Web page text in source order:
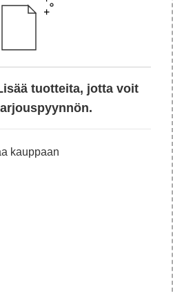
tuotteita, jotta voit
kauppaan